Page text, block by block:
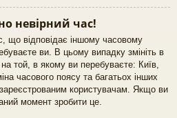
невірний час!
що відповідає іншому часовому
ви. В цьому випадку змініть в
той, в якому ви перебуваєте: Київ,
часового поясу та багатьох інших
користувачам. Якщо ви
момент зробити це.